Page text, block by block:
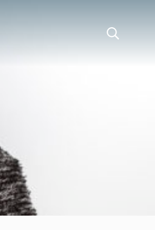
AS